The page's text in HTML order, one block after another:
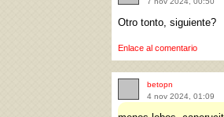
Otro tonto, siguiente?
Enlace al comentario
betopn
4 nov 2024, 01:09